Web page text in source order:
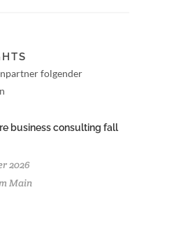
folgender
business consulting fall
2026
Main